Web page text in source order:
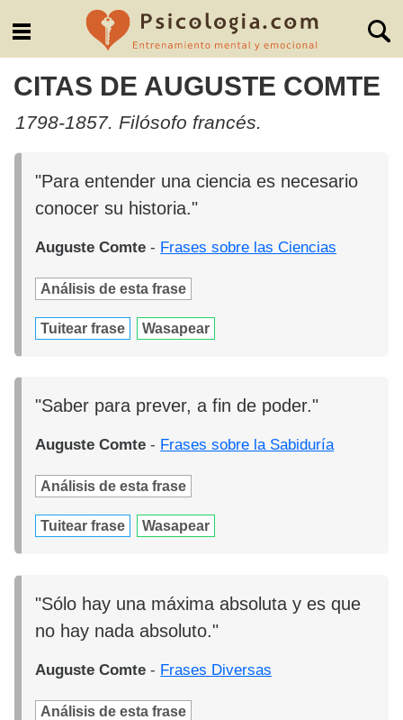
CITAS DE AUGUSTE COMTE
1798-1857. Filósofo francés.
"Para entender una ciencia es necesario
conocer su historia."
Auguste Comte - Frases sobre las Ciencias
Análisis de esta frase
Tuitear frase Wasapear
"Saber para prever, a fin de poder."
Auguste Comte - Frases sobre la Sabiduría
Análisis de esta frase
Tuitear frase Wasapear
"Sólo hay una máxima absoluta y es que
no hay nada absoluto."
Auguste Comte - Frases Diversas
Análisis de esta frase